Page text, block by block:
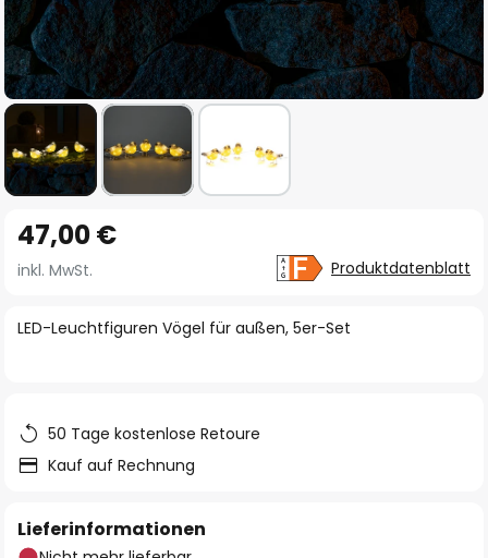
Anfang
der
springen
LED-Leuchtfiguren Vögel für außen, 5er-Set
47,00 €
inkl. MwSt. Produktdatenblatt
50 Tage kostenlose Retoure
Kauf auf Rechnung
Lieferinformationen